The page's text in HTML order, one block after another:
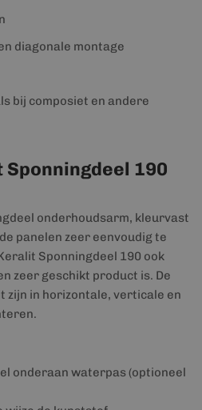
diagonale montage
bij composiet en andere
190
onderhoudsarm, kleurvast
panelen zeer eenvoudig te
Sponningdeel 190 ook
zeer geschikt product is. De
zijn in horizontale, verticale en
onderaan waterpas (optioneel